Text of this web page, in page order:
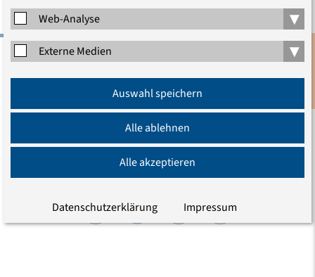
Anmeldung
Charlottenstraße 53/54
10117 Berlin
E-Mail
Wir sind auch hier
Web-Analyse ▾
Externe Medien ▾
Auswahl speichern
Alle ablehnen
Alle akzeptieren
Datenschutzerklärung Impressum